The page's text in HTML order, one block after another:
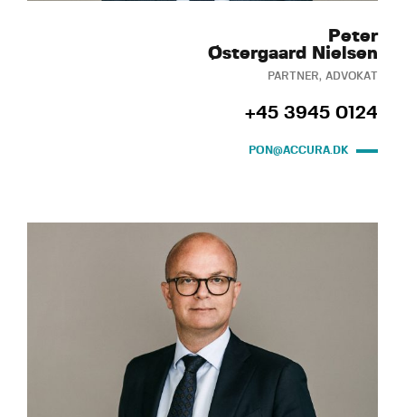
Peter
Østergaard Nielsen
PARTNER, ADVOKAT
+45 3945 0124
PON@ACCURA.DK